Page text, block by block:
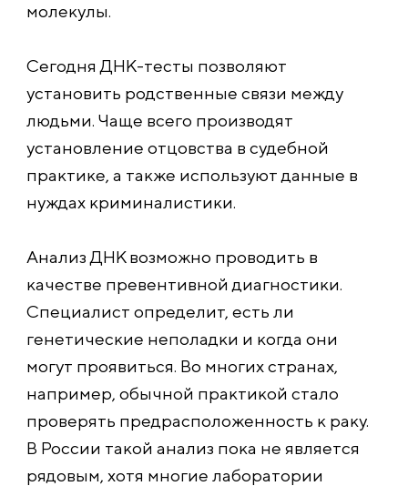
молекулы.
Сегодня ДНК-тесты позволяют
установить родственные связи между
людьми. Чаще всего производят
установление отцовства в судебной
практике, а также используют данные в
нуждах криминалистики.
Анализ ДНК возможно проводить в
качестве превентивной диагностики.
Специалист определит, есть ли
генетические неполадки и когда они
могут проявиться. Во многих странах,
например, обычной практикой стало
проверять предрасположенность к раку.
В России такой анализ пока не является
рядовым, хотя многие лаборатории